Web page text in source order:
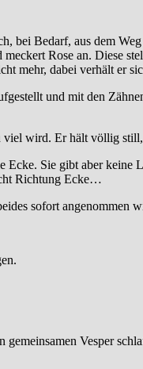
bei Bedarf, aus dem
Rose an. Diese
mehr, dabei verhält er
und mit den
wird. Er hält völlig
Sie gibt aber keine
Richtung Ecke…
sofort angenommen
Vesper